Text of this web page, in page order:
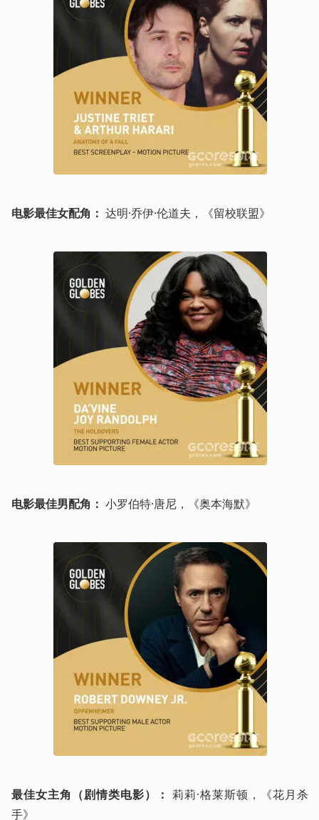
电影最佳女配角： 达明·乔伊·伦道夫，《留校联盟》
电影最佳男配角： 小罗伯特·唐尼，《奥本海默》
最佳女主角（剧情类电影）： 莉莉·格莱斯顿，《花月杀
手》